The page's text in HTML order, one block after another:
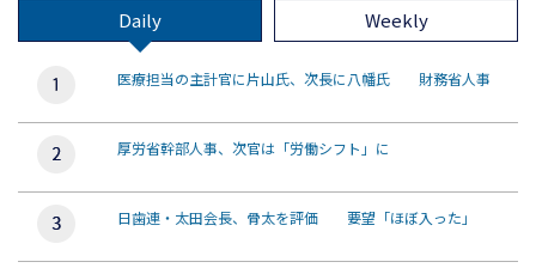
Daily Weekly
医療担当の主計官に片山氏、次長に八幡氏 財務省人事
厚労省幹部人事、次官は「労働シフト」に
日歯連・太田会長、骨太を評価 要望「ほぼ入った」